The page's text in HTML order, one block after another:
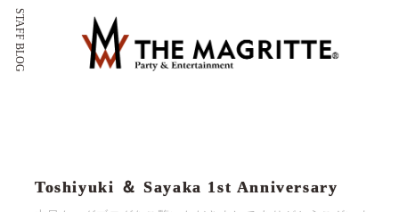
STAFF BLOG
Toshiyuki ＆ Sayaka 1st Anniversary